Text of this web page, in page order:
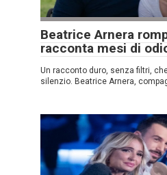
Beatrice Arnera
racconta mesi di
Un racconto duro, senza filtri,
silenzio. Beatrice Arnera,